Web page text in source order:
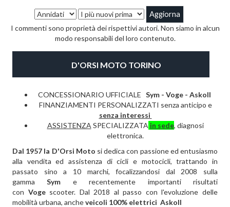
I commenti sono proprietà dei rispettivi autori. Non siamo in alcun
modo responsabili del loro contenuto.
D'ORSI MOTO TORINO
CONCESSIONARIO UFFICIALE Sym - Voge - Askoll
FINANZIAMENTI PERSONALIZZATI senza anticipo e
senza interessi
ASSISTENZA SPECIALIZZATA in sede, diagnosi
elettronica.
Dal 1957 la D'Orsi Moto si dedica con passione ed entusiasmo
alla vendita ed assistenza di cicli e motocicli, trattando in
passato sino a 10 marchi, focalizzandosi dal 2008 sulla
gammaSym e recentemente importanti risultati
con Vogescooter. Dal 2018 al passo con l'evoluzione delle
mobilità urbana, ancheveicoli 100% elettrici Askoll